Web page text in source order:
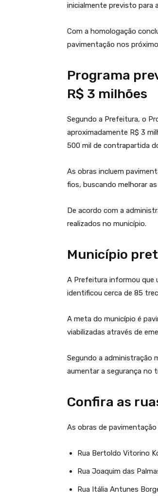
inicialmente previsto para
Com a homologação
pavimentação nos
Programa
R$ 3 milhões
Segundo a Prefeitura, o
aproximadamente R$ 3
500 mil de contrapartida
As obras incluem
fios, buscando melhorar
De acordo com a
realizados no município.
Município
A Prefeitura informou que
identificou cerca de 85
A meta do município é
viabilizadas através de
Segundo a administração
aumentar a segurança no
Confira as
As obras de
Rua Bertoldo Vitorino
Rua Joaquim das
Rua Itália Antunes